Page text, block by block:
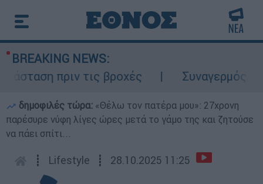
BREAKING NEWS:
πριν τις βροχές
Συναγερμός
δημοφιλές τώρα: «Θέλω τον πατέρα μου»: 27χρονη
παρέσυρε νύφη λίγες ώρες μετά το γάμο της και ζητούσε
να πάει σπίτι...
┋ Lifestyle ┋ 28.10.2025 11:25